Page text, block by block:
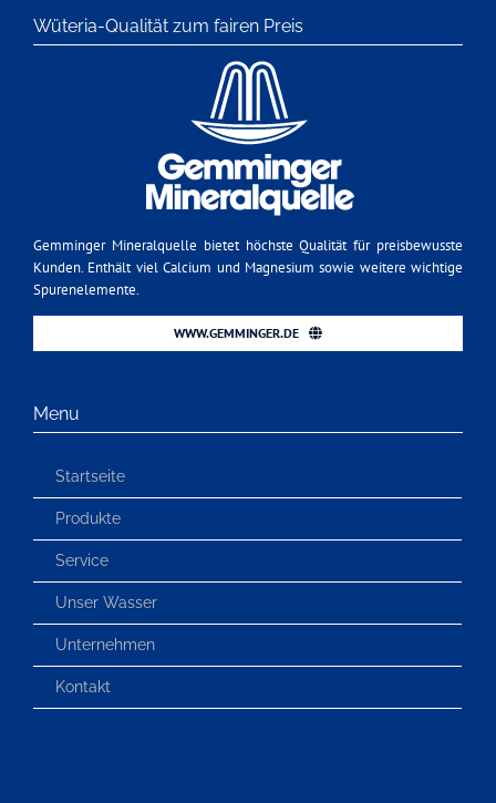
Wüteria-Qualität zum fairen Preis
Gemminger Mineralquelle bietet höchste Qualität für preisbewusste
Kunden. Enthält viel Calcium und Magnesium sowie weitere wichtige
Spurenelemente.
WWW.GEMMINGER.DE
Menu
Startseite
Produkte
Service
Unser Wasser
Unternehmen
Kontakt